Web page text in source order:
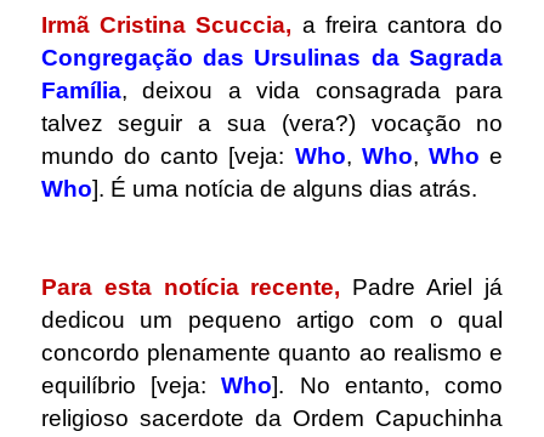
Irmã Cristina Scuccia, a freira cantora do
Congregação das Ursulinas da Sagrada
Família, deixou a vida consagrada para
talvez seguir a sua (vera?) vocação no
mundo do canto [veja: Who, Who,Who e
Who]. É uma notícia de alguns dias atrás.
Para esta notícia recente, Padre Ariel já
dedicou um pequeno artigo com o qual
concordo plenamente quanto ao realismo e
equilíbrio [veja:Who]. No entanto, como
religioso sacerdote da Ordem Capuchinha